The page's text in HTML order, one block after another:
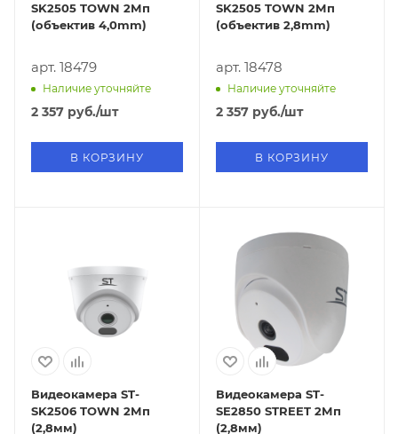
SK2505 TOWN 2Мп
(объектив 4,0mm)
арт. 18479
Наличие уточняйте
2 357 руб./шт
В КОРЗИНУ
SK2505 TOWN 2Мп
(объектив 2,8mm)
арт. 18478
Наличие уточняйте
2 357 руб./шт
В КОРЗИНУ
Видеокамера ST-
SK2506 TOWN 2Мп
(2,8мм)
Видеокамера ST-
SE2850 STREET 2Мп
(2,8мм)